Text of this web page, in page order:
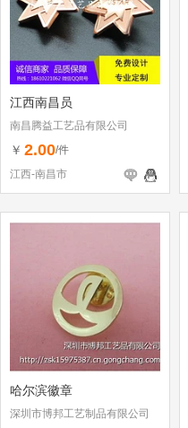
江西南昌员
南昌腾益工艺品有限公司
￥ 2.00/件
江西-南昌市
哈尔滨徽章
深圳市博邦工艺制品有限公司